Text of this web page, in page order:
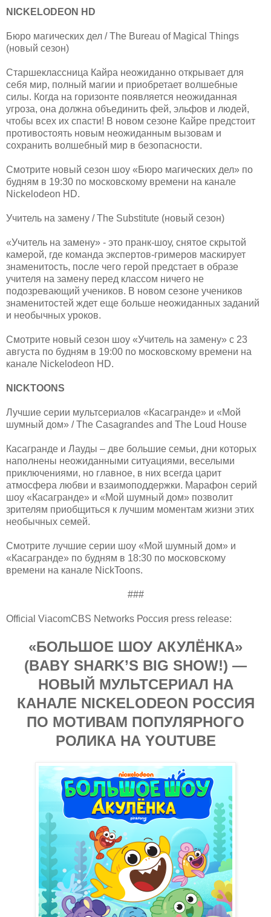
NICKELODEON HD
Бюро магических дел / The Bureau of Magical Things
(новый сезон)
Старшеклассница Кайра неожиданно открывает для
себя мир, полный магии и приобретает волшебные
силы. Когда на горизонте появляется неожиданная
угроза, она должна объединить фей, эльфов и людей,
чтобы всех их спасти! В новом сезоне Кайре предстоит
противостоять новым неожиданным вызовам и
сохранить волшебный мир в безопасности.
Смотрите новый сезон шоу «Бюро магических дел» по
будням в 19:30 по московскому времени на канале
Nickelodeon HD.
Учитель на замену / The Substitute (новый сезон)
«Учитель на замену» - это пранк-шоу, снятое скрытой
камерой, где команда экспертов-гримеров маскирует
знаменитость, после чего герой предстает в образе
учителя на замену перед классом ничего не
подозревающий учеников. В новом сезоне учеников
знаменитостей ждет еще больше неожиданных заданий
и необычных уроков.
Смотрите новый сезон шоу «Учитель на замену» с 23
августа по будням в 19:00 по московскому времени на
канале Nickelodeon HD.
NICKTOONS
Лучшие серии мультсериалов «Касагранде» и «Мой
шумный дом» / The Casagrandes and The Loud House
Касагранде и Лауды – две большие семьи, дни которых
наполнены неожиданными ситуациями, веселыми
приключениями, но главное, в них всегда царит
атмосфера любви и взаимоподдержки. Марафон серий
шоу «Касагранде» и «Мой шумный дом» позволит
зрителям приобщиться к лучшим моментам жизни этих
необычных семей.
Смотрите лучшие серии шоу «Мой шумный дом» и
«Касагранде» по будням в 18:30 по московскому
времени на канале NickToons.
###
Official ViacomCBS Networks Россия press release:
«БОЛЬШОЕ ШОУ АКУЛЁНКА»
(BABY SHARK’S BIG SHOW!) —
НОВЫЙ МУЛЬТСЕРИАЛ НА
КАНАЛЕ NICKELODEON РОССИЯ
ПО МОТИВАМ ПОПУЛЯРНОГО
РОЛИКА НА YOUTUBE